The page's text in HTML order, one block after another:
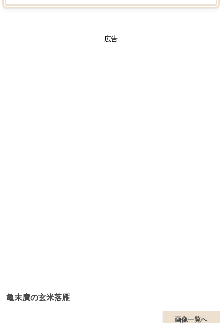
広告
亀末廣の玄米落雁
画像一覧へ